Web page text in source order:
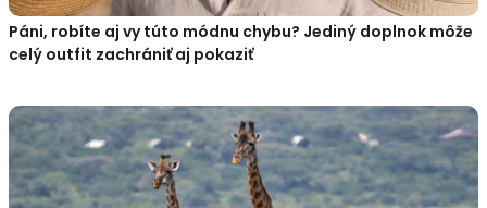
Páni, robíte aj vy túto módnu chybu? Jediný doplnok môže
celý outfit zachrániť aj pokaziť